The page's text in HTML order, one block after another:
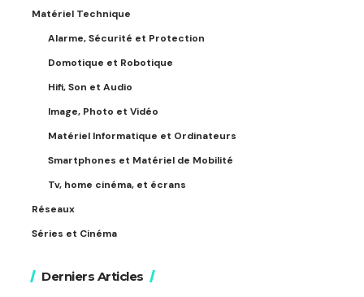
Matériel Technique
Alarme, Sécurité et Protection
Domotique et Robotique
Hifi, Son et Audio
Image, Photo et Vidéo
Matériel Informatique et Ordinateurs
Smartphones et Matériel de Mobilité
Tv, home cinéma, et écrans
Réseaux
Séries et Cinéma
Derniers Articles